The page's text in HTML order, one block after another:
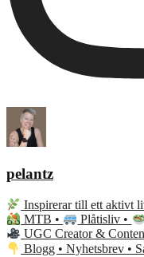
pelantz
Inspirerar till ett aktivt
MTB •
Plåtisliv •
UGC Creator &
Blogg • Nyhetsbrev •